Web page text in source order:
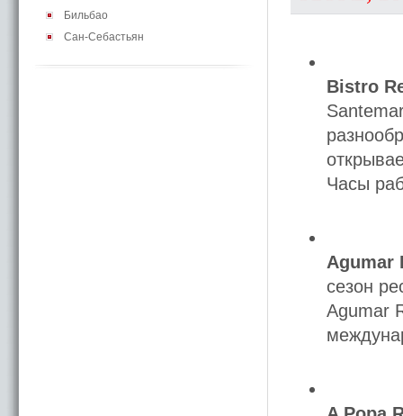
Бильбао
Сан-Себастьян
Bistro
Часы
Agumar
сезон
Agumar